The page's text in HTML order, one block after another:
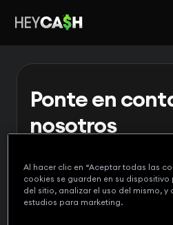
Ponte en
nosotros
de ti.
Al hacer clic en “Aceptar todas las
cookies se guarden en su
del sitio, analizar el uso del mismo, y
estudios para marketing.